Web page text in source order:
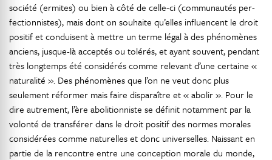
société (ermites) ou bien à côté de celle-ci (communautés per-
fectionnistes), mais dont on souhaite qu’elles influencent le droit
positif et conduisent à mettre un terme légal à des phénomènes
anciens, jusque-là acceptés ou tolérés, et ayant souvent, pendant
très longtemps été considérés comme relevant d’une certaine «
naturalité ». Des phénomènes que l’on ne veut donc plus
seulement réformer mais faire disparaître et « abolir ». Pour le
dire autrement, l’ère abolitionniste se définit notamment par la
volonté de transférer dans le droit positif des normes morales
considérées comme naturelles et donc universelles. Naissant en
partie de la rencontre entre une conception morale du monde,